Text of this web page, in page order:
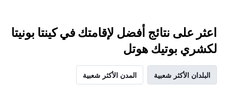
اعثر على نتائج أفضل لإقامتك في كينتا بونيتا
لكشري بوتيك هوتل
البلدان الأكثر شعبية المدن الأكثر شعبية